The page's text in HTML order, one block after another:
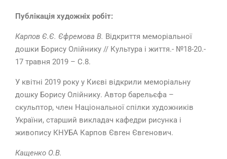
Публікація художніх робіт:
Карпов Є.Є. Єфремова В. Відкриття меморіальної
дошки Борису Олійнику // Культура і життя.- №18-20.-
17 травня 2019 – С.8.
У квітні 2019 року у Києві відкрили меморіальну
дошку Борису Олійнику. Автор барельєфа –
скульптор, член Національної спілки художників
України, старший викладач кафедри рисунка і
живопису КНУБА Карпов Євген Євгенович.
Кащенко О.В.